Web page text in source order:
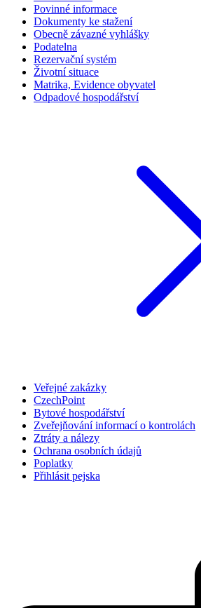
Povinné informace
Dokumenty ke stažení
Obecně závazné vyhlášky
Podatelna
Rezervační systém
Životní situace
Matrika, Evidence obyvatel
Odpadové hospodářství
Veřejné zakázky
CzechPoint
Bytové hospodářství
Zveřejňování informací o kontrolách
Ztráty a nálezy
Ochrana osobních údajů
Poplatky
Přihlásit pejska